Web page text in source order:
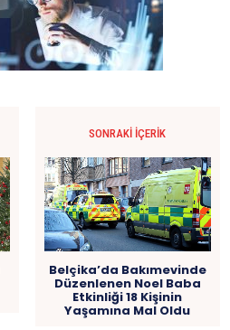
SONRAKI İÇERIK
Belçika’da Bakımevinde
Düzenlenen Noel Baba
Etkinliği 18 Kişinin
Yaşamına Mal Oldu